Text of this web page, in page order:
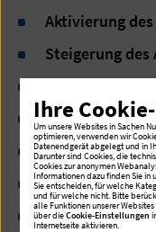
Aktivierung
Steigerung
Förderung der
Vermittlung
Erkennen von
Ihre
Um unsere Websites in Sachen
optimieren, verwenden wir
Datenendgerät abgelegt und in
Darunter sind Cookies, die
Cookies zur anonymen
Informationen dazu finden Sie in
Sie entscheiden, für welche
und für welche nicht. Bitte
alle Funktionen unserer
über dieCookie-Einstellungen
Internetseite aktivieren.